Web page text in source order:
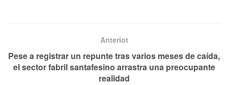
Anteriot
Pese a registrar un repunte tras varios meses de caída,
el sector fabril santafesino arrastra una preocupante
realidad